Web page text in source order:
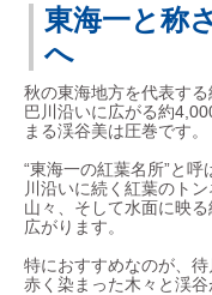
東海一と称
へ
秋の東海地方を代表する
巴川沿いに広がる約
まる渓谷美は圧巻です。
“東海一の紅葉名所”と呼
川沿いに続く紅葉のト
山々、そして水面に映
広がります。
特におすすめなのが、待
赤く染まった木々と渓